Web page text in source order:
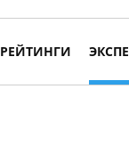
РЕЙТИНГИ